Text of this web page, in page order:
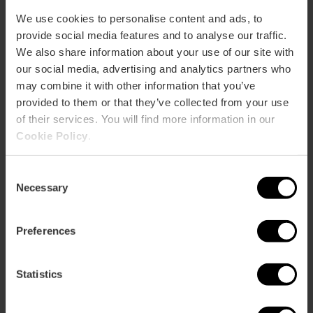
We use cookies to personalise content and ads, to
provide social media features and to analyse our traffic.
We also share information about your use of our site with
our social media, advertising and analytics partners who
may combine it with other information that you’ve
provided to them or that they’ve collected from your use
of their services. You will find more information in our
Cookie Policy
Selection
Necessary
Preferences
Statistics
CONCERTEN VANDAAG IN
VALÈNCIA
DATUM:
Beleef de passie voor
Beleef
passie
en
Talia
Het Kiev Ballet keert terug
Het
keert